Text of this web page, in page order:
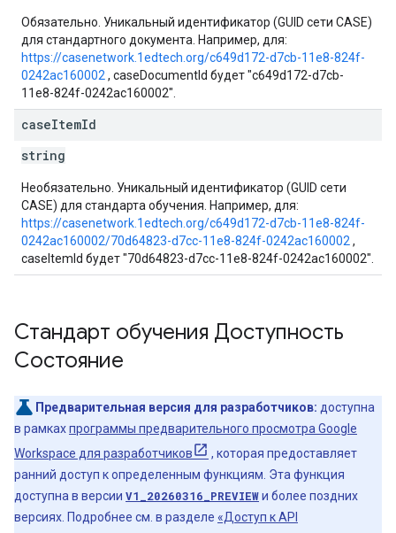
Обязательно. Уникальный идентификатор (GUID сети CASE)
для стандартного документа. Например, для:
https://casenetwork.1edtech.org/c649d172-d7cb-11e8-824f-
0242ac160002 , caseDocumentId будет "c649d172-d7cb-
11e8-824f-0242ac160002".
caseItemId
string
Необязательно. Уникальный идентификатор (GUID сети
CASE) для стандарта обучения. Например, для:
https://casenetwork.1edtech.org/c649d172-d7cb-11e8-824f-
0242ac160002/70d64823-d7cc-11e8-824f-0242ac160002 ,
caseItemId будет "70d64823-d7cc-11e8-824f-0242ac160002".
Стандарт обучения Доступность
Состояние
Предварительная версия для разработчиков: доступна
в рамкахпрограммы предварительного просмотра Google
Workspace для разработчиков
, которая предоставляет
ранний доступ к определенным функциям. Эта функция
доступна в версии V1_20260316_PREVIEWи более поздних
версиях. Подробнее см. в разделе «Доступ к API